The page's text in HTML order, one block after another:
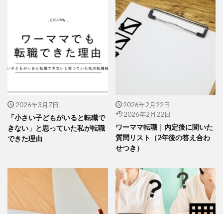
2026年3月7日
「小さい子どもがいると転職で
きない」と思っていた私が転職
できた理由
2026年2月22日
2026年2月22日
ワーママ転職｜内定後に聞いた
質問リスト（2年後の答え合わ
せつき）